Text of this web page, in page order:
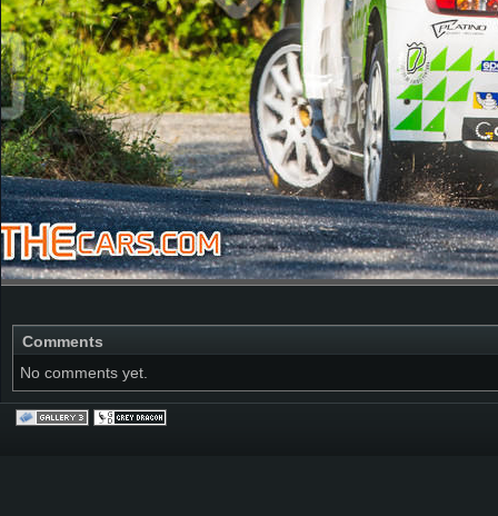
Comments
No comments yet.